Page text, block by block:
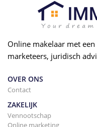
Online makelaar met
marketeers, juridisch
OVER ONS
Contact
ZAKELIJK
Vennootschap
Online marketing